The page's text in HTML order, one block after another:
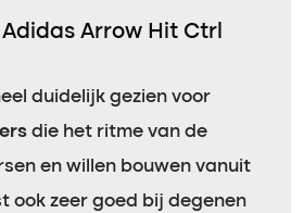
Arrow Hit Ctrl
duidelijk gezien voor
die het ritme van de
en willen bouwen vanuit
ook zeer goed bij degenen